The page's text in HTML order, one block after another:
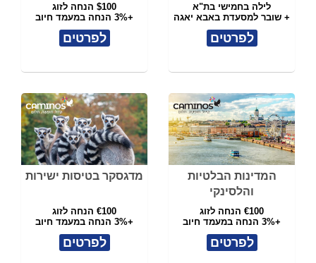
לילה בחמישי בת"א
+ שובר למסעדת באבא יאגה
לפרטים
$100 הנחה לזוג
+3% הנחה במעמד חיוב
לפרטים
המדינות הבלטיות
והלסינקי
€100 הנחה לזוג
+3% הנחה במעמד חיוב
לפרטים
מדגסקר בטיסות ישירות
€100 הנחה לזוג
+3% הנחה במעמד חיוב
לפרטים